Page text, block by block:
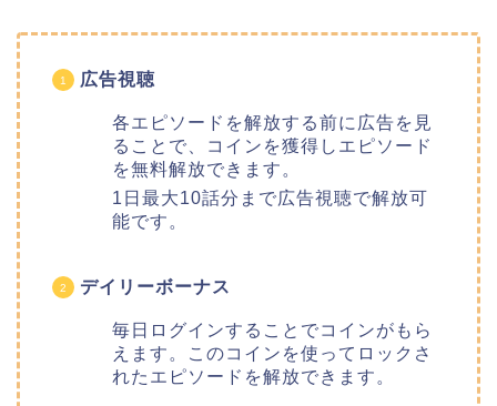
広告視聴
各エピソードを解放する前に広告を見
ることで、コインを獲得しエピソード
を無料解放できます。
1日最大10話分まで広告視聴で解放可
能です。
デイリーボーナス
毎日ログインすることでコインがもら
えます。このコインを使ってロックさ
れたエピソードを解放できます。